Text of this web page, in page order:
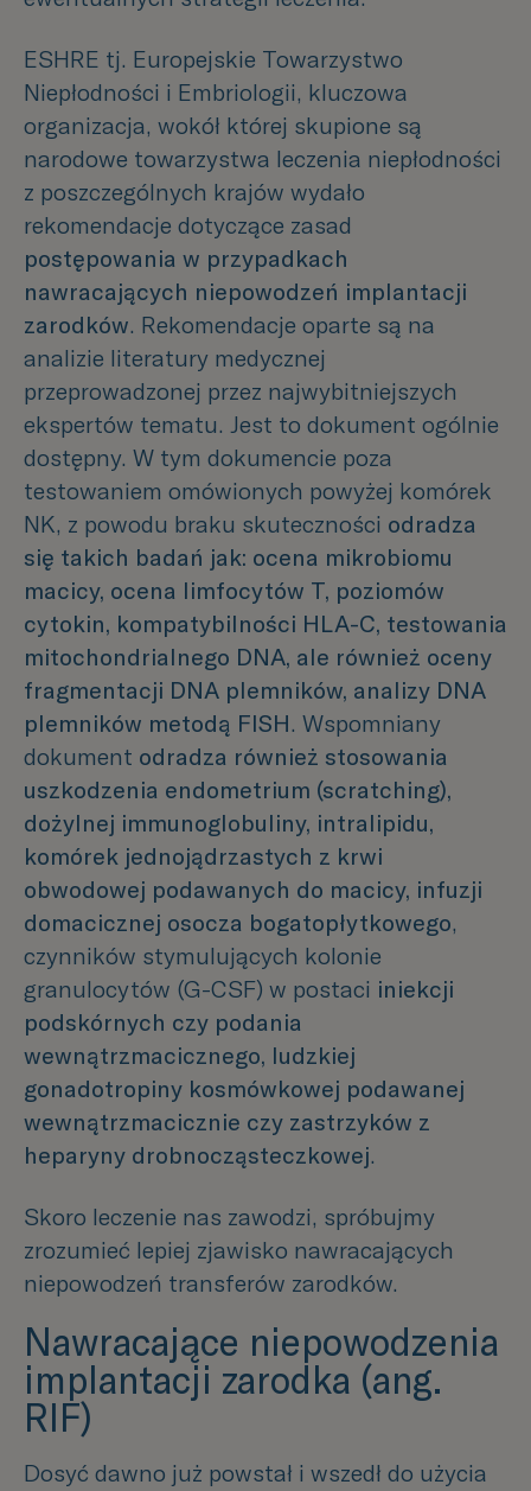
ESHRE tj. Europejskie Towarzystwo
Niepłodności i Embriologii, kluczowa
organizacja, wokół której skupione są
narodowe towarzystwa leczenia niepłodności
z poszczególnych krajów wydało
rekomendacje dotyczące zasad
postępowania w przypadkach
nawracających niepowodzeń implantacji
zarodków. Rekomendacje oparte są na
analizie literatury medycznej
przeprowadzonej przez najwybitniejszych
ekspertów tematu. Jest to dokument ogólnie
dostępny. W tym dokumencie poza
testowaniem omówionych powyżej komórek
NK, z powodu braku skuteczności odradza
się takich badań jak: ocena mikrobiomu
macicy, ocena limfocytów T, poziomów
cytokin, kompatybilności HLA-C, testowania
mitochondrialnego DNA, ale również oceny
fragmentacji DNA plemników, analizy DNA
plemników metodą FISH. Wspomniany
dokument odradza również stosowania
uszkodzenia endometrium (scratching),
dożylnej immunoglobuliny, intralipidu,
komórek jednojądrzastych z krwi
obwodowej podawanych do macicy, infuzji
domacicznej osocza bogatopłytkowego,
czynników stymulujących kolonie
granulocytów (G-CSF) w postaci iniekcji
podskórnych czy podania
wewnątrzmacicznego, ludzkiej
gonadotropiny kosmówkowej podawanej
wewnątrzmacicznie czy zastrzyków z
heparyny drobnocząsteczkowej.
Skoro leczenie nas zawodzi, spróbujmy
zrozumieć lepiej zjawisko nawracających
niepowodzeń transferów zarodków.
Nawracające niepowodzenia
implantacji zarodka (ang.
RIF)
Dosyć dawno już powstał i wszedł do użycia